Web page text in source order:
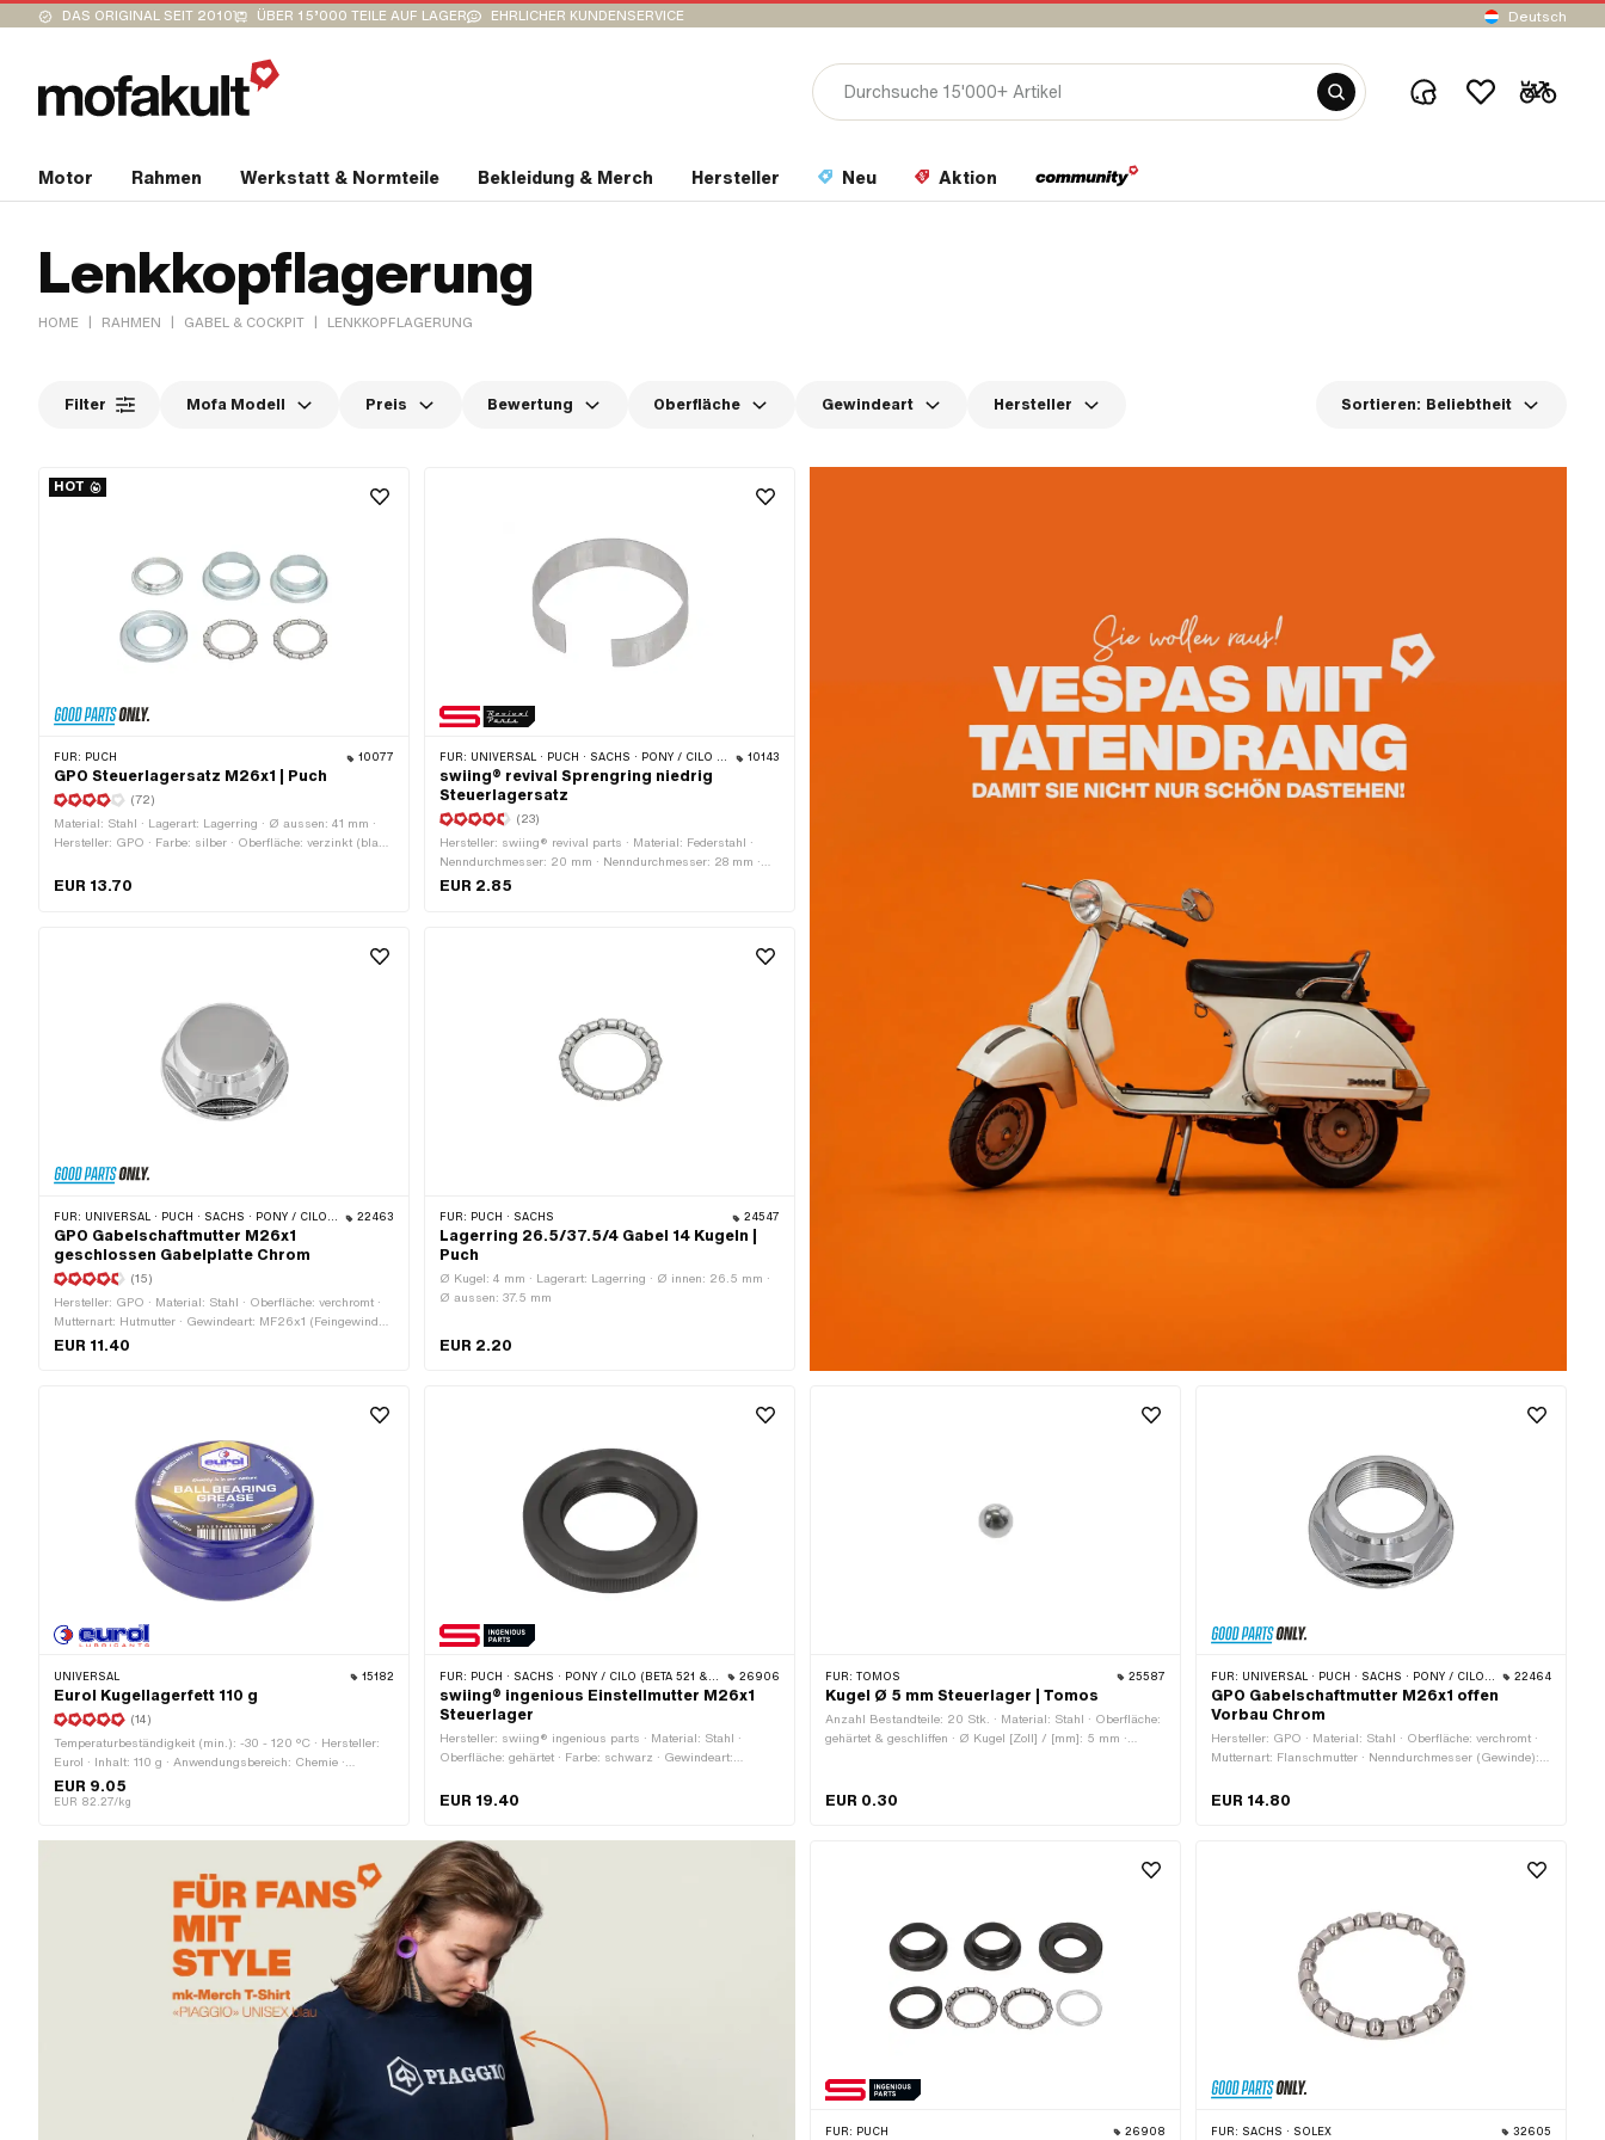
DAS ORIGINAL SEIT 2010 ÜBER 15’000 TEILE AUF LAGER EHRLICHER KUNDENSERVICE Deutsch
Motor Rahmen Werkstatt & Normteile Bekleidung & Merch Hersteller Neu Aktion
Lenkkopflagerung
HOME | RAHMEN | GABEL & COCKPIT | LENKKOPFLAGERUNG
Filter Mofa Modell Preis Bewertung Oberfläche Gewindeart Hersteller Sortieren: Beliebtheit
HOT
FÜR: PUCH 10077
GPO Steuerlagersatz M26x1 | Puch
(72)
Material: Stahl · Lagerart: Lagerring · Ø aussen: 41 mm ·
Hersteller: GPO · Farbe: silber · Oberfläche: verzinkt (blau)
Rahmen: 31 mm · Ø innen: 26.8 mm
EUR 13.70
FÜR: UNIVERSAL · PUCH · SACHS · PONY / CILO (BETA 521 & 512) · PIAGGIO · ZÜNDAPP BELMONDO · TOMOS 10143
swiing® revival Sprengring niedrig
Steuerlagersatz
(23)
Hersteller: swiing® revival parts · Material: Federstahl ·
Nenndurchmesser: 20 mm · Nenndurchmesser: 28 mm ·
Dicke: 0.6 mm · Höhe: 7 mm · Puch OEM-Nr.:
EUR 2.85
FÜR: UNIVERSAL · PUCH · SACHS · PONY / CILO (BETA 521 & 512) · ZÜNDAPP BELMONDO · TOMOS 22463
GPO Gabelschaftmutter M26x1
geschlossen Gabelplatte Chrom
(15)
Hersteller: GPO · Material: Stahl · Oberfläche: verchromt ·
Mutternart: Hutmutter · Gewindeart: MF26x1 (Feingewinde)
· Ø aussen: 28.9 mm · Ø aussen: 36.4 mm ·
EUR 11.40
FÜR: PUCH · SACHS 24547
Lagerring 26.5/37.5/4 Gabel 14 Kugeln |
Puch
Ø Kugel: 4 mm · Lagerart: Lagerring · Ø innen: 26.5 mm ·
Ø aussen: 37.5 mm
EUR 2.20
UNIVERSAL 15182
Eurol Kugellagerfett 110 g
(14)
Temperaturbeständigkeit (min.): -30 - 120 °C · Hersteller:
Eurol · Inhalt: 110 g · Anwendungsbereich: Chemie ·
Anwendungsbereich: Fett
EUR 9.05
EUR 82.27/kg
FÜR: PUCH · SACHS · PONY / CILO (BETA 521 & 512) · ZÜNDAPP BELMONDO · TOMOS 26906
swiing® ingenious Einstellmutter M26x1
Steuerlager
Hersteller: swiing® ingenious parts · Material: Stahl ·
Oberfläche: gehärtet · Farbe: schwarz · Gewindeart:
EUR 19.40
FÜR: TOMOS 25587
Kugel Ø 5 mm Steuerlager | Tomos
Anzahl Bestandteile: 20 Stk. · Material: Stahl · Oberfläche:
gehärtet & geschliffen · Ø Kugel [Zoll] / [mm]: 5 mm ·
EUR 0.30
FÜR: UNIVERSAL · PUCH · SACHS · PONY / CILO (BETA 521 & 512) · ZÜNDAPP BELMONDO · TOMOS 22464
GPO Gabelschaftmutter M26x1 offen
Vorbau Chrom
Hersteller: GPO · Material: Stahl · Oberfläche: verchromt ·
Mutternart: Flanschmutter · Nenndurchmesser (Gewinde):
(Feingewinde) · Ø innen: 22.1 mm · Antrieb:
EUR 14.80
FÜR: PUCH 26908 FÜR: SACHS · SOLEX 32605